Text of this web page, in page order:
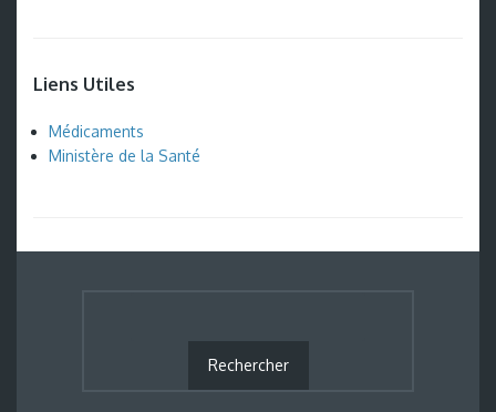
Liens Utiles
Médicaments
Ministère de la Santé